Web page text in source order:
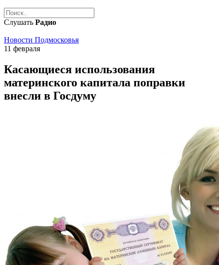
Слушать Радио
Новости Подмосковья
11 февраля
Касающиеся использования
материнского капитала поправки
внесли в Госдуму